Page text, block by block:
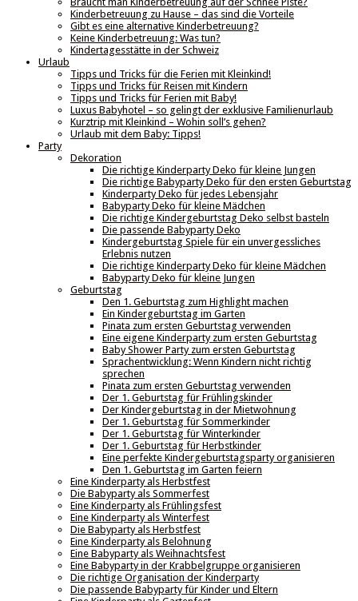
Kinderbetreuung zu Hause – das sind die Vorteile
Gibt es eine alternative Kinderbetreuung?
Keine Kinderbetreuung: Was tun?
Kindertagesstätte in der Schweiz
Urlaub
Tipps und Tricks für die Ferien mit Kleinkind!
Tipps und Tricks für Reisen mit Kindern
Tipps und Tricks für Ferien mit Baby!
Luxus Babyhotel – so gelingt der exklusive Familienurlaub
Kurztrip mit Kleinkind – Wohin soll’s gehen?
Urlaub mit dem Baby: Tipps!
Party
Dekoration
Die richtige Kinderparty Deko für kleine Jungen
Die richtige Babyparty Deko für den ersten Geburtstag
Kinderparty Deko für jedes Lebensjahr
Babyparty Deko für kleine Mädchen
Die richtige Kindergeburtstag Deko selbst basteln
Die passende Babyparty Deko
Kindergeburtstag Spiele für ein unvergessliches
Erlebnis nutzen
Die richtige Kinderparty Deko für kleine Mädchen
Babyparty Deko für kleine Jungen
Geburtstag
Den 1. Geburtstag zum Highlight machen
Ein Kindergeburtstag im Garten
Pinata zum ersten Geburtstag verwenden
Eine eigene Kinderparty zum ersten Geburtstag
Baby Shower Party zum ersten Geburtstag
Sprachentwicklung: Wenn Kindern nicht richtig
sprechen
Pinata zum ersten Geburtstag verwenden
Der 1. Geburtstag für Frühlingskinder
Der Kindergeburtstag in der Mietwohnung
Der 1. Geburtstag für Sommerkinder
Der 1. Geburtstag für Winterkinder
Der 1. Geburtstag für Herbstkinder
Eine perfekte Kindergeburtstagsparty organisieren
Den 1. Geburtstag im Garten feiern
Eine Kinderparty als Herbstfest
Die Babyparty als Sommerfest
Eine Kinderparty als Frühlingsfest
Eine Kinderparty als Winterfest
Die Babyparty als Herbstfest
Eine Kinderparty als Belohnung
Eine Babyparty als Weihnachtsfest
Eine Babyparty in der Krabbelgruppe organisieren
Die richtige Organisation der Kinderparty
Die passende Babyparty für Kinder und Eltern